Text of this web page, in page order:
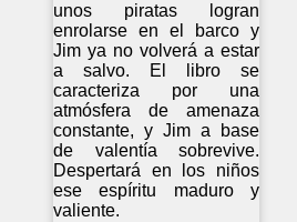
unos piratas logran
enrolarse en el barco y
Jim ya no volverá a estar
a salvo. El libro se
caracteriza por una
atmósfera de amenaza
constante, y Jim a base
de valentía sobrevive.
Despertará en los niños
ese espíritu maduro y
valiente.